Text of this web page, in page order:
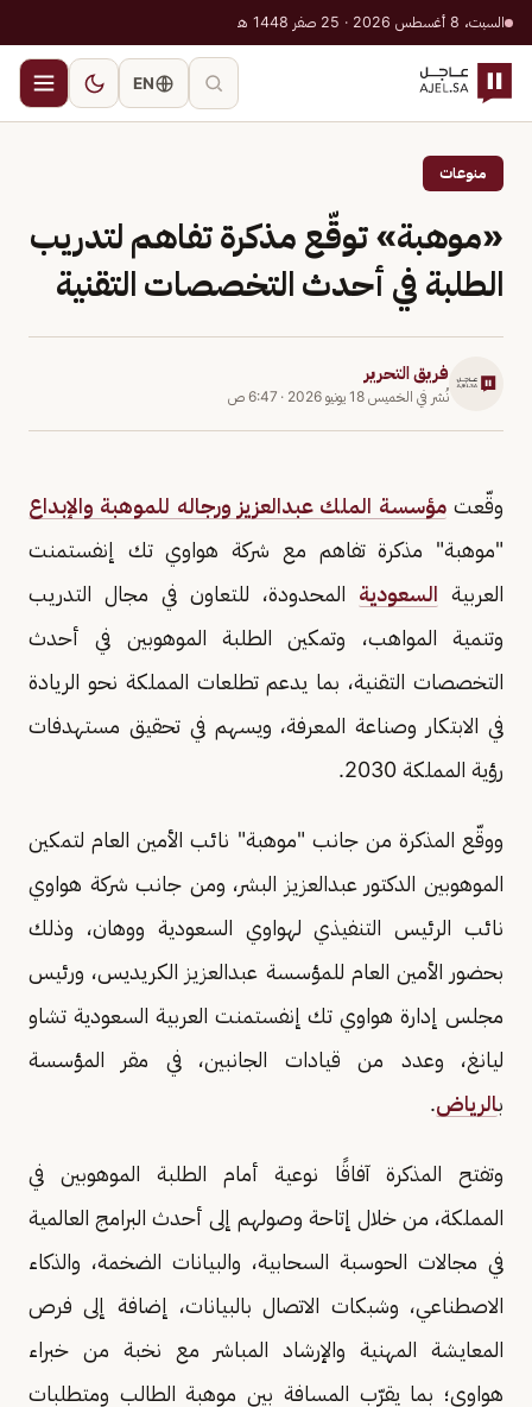
السبت، 8 أغسطس 2026 · 25 صفر 1448 هـ
EN
منوعات
«موهبة» توقّع مذكرة تفاهم لتدريب
الطلبة في أحدث التخصصات التقنية
فريق التحرير
نُشر في الخميس 18 يونيو 2026 · 6:47 ص
وقّعتمؤسسة الملك عبدالعزيز ورجاله للموهبة والإبداع
"موهبة" مذكرة تفاهم مع شركة هواوي تك إنفستمنت
العربية السعودية المحدودة، للتعاون في مجال التدريب
وتنمية المواهب، وتمكين الطلبة الموهوبين في أحدث
التخصصات التقنية، بما يدعم تطلعات المملكة نحو الريادة
في الابتكار وصناعة المعرفة، ويسهم في تحقيق مستهدفات
رؤية المملكة 2030.
ووقّع المذكرة من جانب "موهبة" نائب الأمين العام لتمكين
الموهوبين الدكتور عبدالعزيز البشر، ومن جانب شركة هواوي
نائب الرئيس التنفيذي لهواوي السعودية ووهان، وذلك
بحضور الأمين العام للمؤسسة عبدالعزيز الكريديس، ورئيس
مجلس إدارة هواوي تك إنفستمنت العربية السعودية تشاو
ليانغ، وعدد من قيادات الجانبين، في مقر المؤسسة
بالرياض.
وتفتح المذكرة آفاقًا نوعية أمام الطلبة الموهوبين في
المملكة، من خلال إتاحة وصولهم إلى أحدث البرامج العالمية
في مجالات الحوسبة السحابية، والبيانات الضخمة، والذكاء
الاصطناعي، وشبكات الاتصال بالبيانات، إضافة إلى فرص
المعايشة المهنية والإرشاد المباشر مع نخبة من خبراء
هواوي؛ بما يقرّب المسافة بين موهبة الطالب ومتطلبات